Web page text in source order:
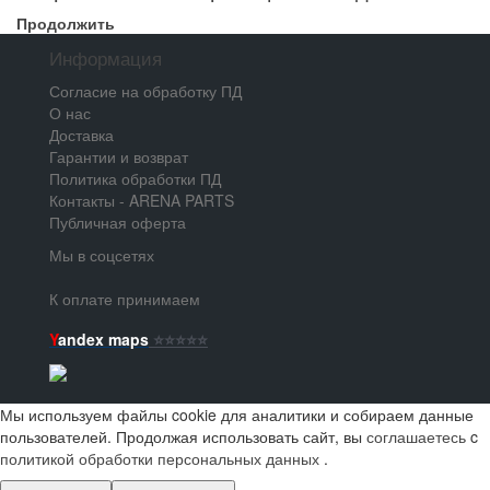
Продолжить
Информация
Согласие на обработку ПД
О нас
Доставка
Гарантии и возврат
Политика обработки ПД
Контакты - ARENA PARTS
Публичная оферта
Мы в соцсетях
К оплате принимаем
Yandex maps ⭐️⭐️⭐️⭐️⭐️
Мы используем файлы cookie для аналитики и собираем данные
пользователей. Продолжая использовать сайт, вы соглашаетесь c
политикой обработки персональных данных .